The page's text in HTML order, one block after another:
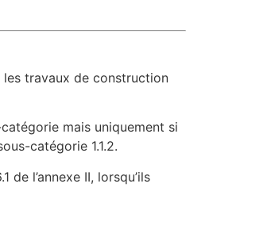
travaux de construction
mais uniquement si
catégorie 1.1.2.
l’annexe II, lorsqu’ils